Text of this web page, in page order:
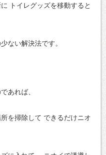
トイレグッズを移動すると
ない解決法です。
あれば、
を掃除して できるだけニオ